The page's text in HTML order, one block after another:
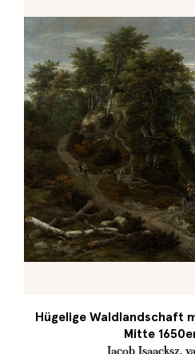
Hügelige Waldlandschaft
Mitte